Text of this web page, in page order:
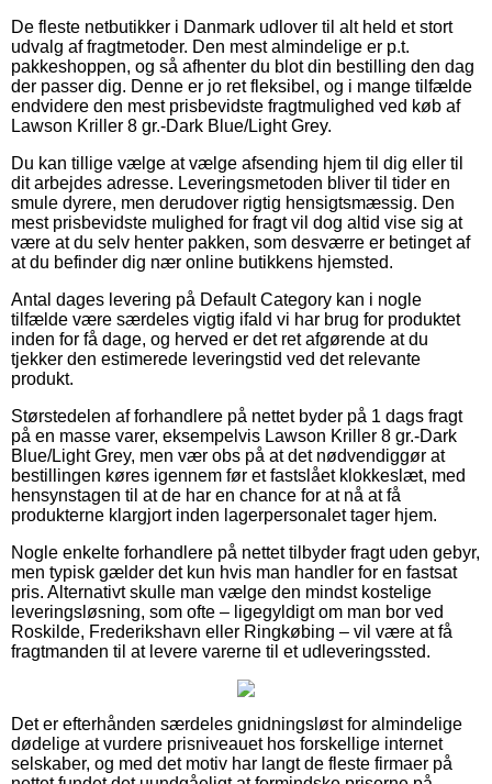
De fleste netbutikker i Danmark udlover til alt held et stort
udvalg af fragtmetoder. Den mest almindelige er p.t.
pakkeshoppen, og så afhenter du blot din bestilling den dag
der passer dig. Denne er jo ret fleksibel, og i mange tilfælde
endvidere den mest prisbevidste fragtmulighed ved køb af
Lawson Kriller 8 gr.-Dark Blue/Light Grey.
Du kan tillige vælge at vælge afsending hjem til dig eller til
dit arbejdes adresse. Leveringsmetoden bliver til tider en
smule dyrere, men derudover rigtig hensigtsmæssig. Den
mest prisbevidste mulighed for fragt vil dog altid vise sig at
være at du selv henter pakken, som desværre er betinget af
at du befinder dig nær online butikkens hjemsted.
Antal dages levering på Default Category kan i nogle
tilfælde være særdeles vigtig ifald vi har brug for produktet
inden for få dage, og herved er det ret afgørende at du
tjekker den estimerede leveringstid ved det relevante
produkt.
Størstedelen af forhandlere på nettet byder på 1 dags fragt
på en masse varer, eksempelvis Lawson Kriller 8 gr.-Dark
Blue/Light Grey, men vær obs på at det nødvendiggør at
bestillingen køres igennem før et fastslået klokkeslæt, med
hensynstagen til at de har en chance for at nå at få
produkterne klargjort inden lagerpersonalet tager hjem.
Nogle enkelte forhandlere på nettet tilbyder fragt uden gebyr,
men typisk gælder det kun hvis man handler for en fastsat
pris. Alternativt skulle man vælge den mindst kostelige
leveringsløsning, som ofte – ligegyldigt om man bor ved
Roskilde, Frederikshavn eller Ringkøbing – vil være at få
fragtmanden til at levere varerne til et udleveringssted.
Det er efterhånden særdeles gnidningsløst for almindelige
dødelige at vurdere prisniveauet hos forskellige internet
selskaber, og med det motiv har langt de fleste firmaer på